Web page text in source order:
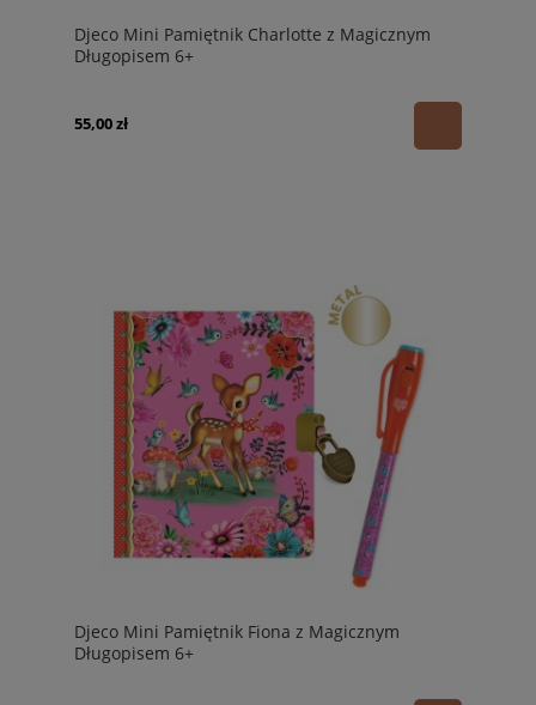
Djeco Mini Pamiętnik Charlotte z Magicznym
Długopisem 6+
55,00 zł
Djeco Mini Pamiętnik Fiona z Magicznym
Długopisem 6+